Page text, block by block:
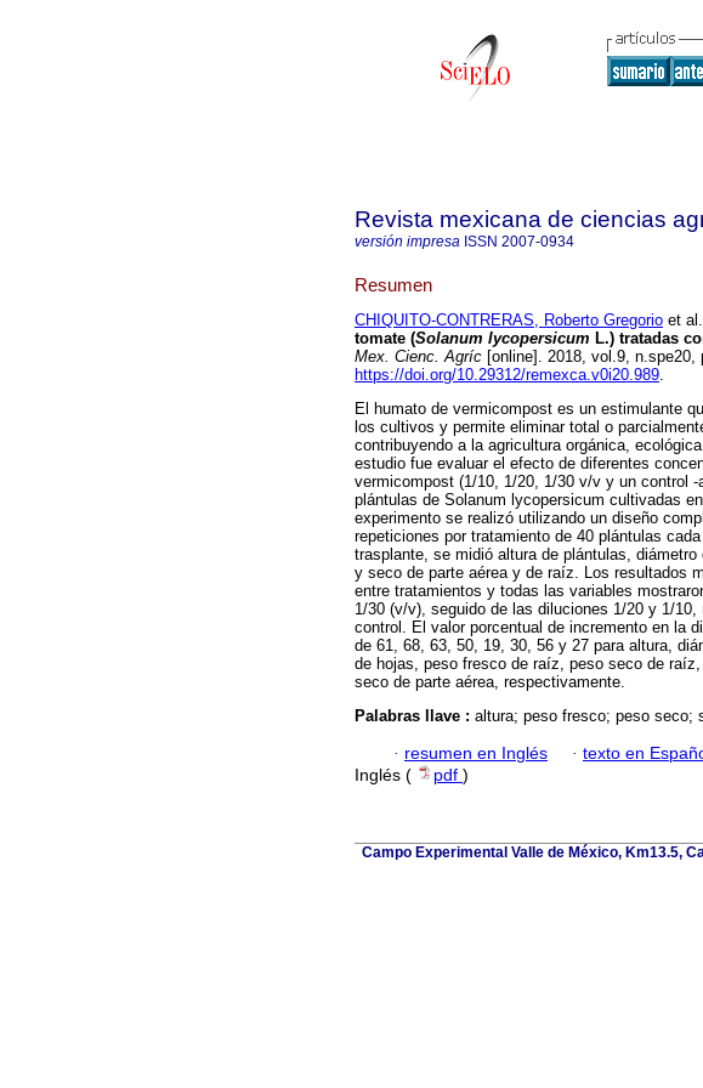
Revista mexicana de ciencias
versión impresa ISSN 2007-0934
Resumen
CHIQUITO-CONTRERAS, Roberto Gregorio et al.
tomate (Solanum lycopersicum L.) tratadas
Mex. Cienc. Agríc [online]. 2018, vol.9, n.spe20,
https://doi.org/10.29312/remexca.v0i20.989.
El humato de vermicompost es un estimulante
los cultivos y permite eliminar total o
contribuyendo a la agricultura orgánica,
estudio fue evaluar el efecto de diferentes
vermicompost (1/10, 1/20, 1/30 v/v y un control
plántulas de Solanum lycopersicum cultivadas
experimento se realizó utilizando un diseño
repeticiones por tratamiento de 40 plántulas
trasplante, se midió altura de plántulas,
y seco de parte aérea y de raíz. Los resultados
entre tratamientos y todas las variables
1/30 (v/v), seguido de las diluciones 1/20 y 1/10,
control. El valor porcentual de incremento en la
de 61, 68, 63, 50, 19, 30, 56 y 27 para altura,
de hojas, peso fresco de raíz, peso seco de
seco de parte aérea, respectivamente.
Palabras llave : altura; peso fresco; peso seco;
· resumen en Inglés · texto en
Inglés (
pdf )
Campo Experimental Valle de México, Km13.5,